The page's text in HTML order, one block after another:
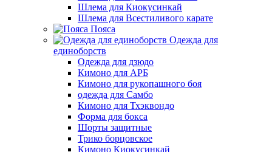
Шлема для Киокусинкай
Шлема для Всестиливого карате
Пояса
Одежда для
единоборств
Одежда для дзюдо
Кимоно для АРБ
Кимоно для рукопашного боя
одежда для Самбо
Кимоно для Тхэквондо
Форма для бокса
Шорты защитные
Трико борцовское
Кимоно Киокусинкай